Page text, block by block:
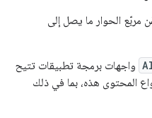
مربّع الحوار ما يصل إلى
واجهات برمجة تطبيقات تتيح
المحتوى هذه، بما في ذلك